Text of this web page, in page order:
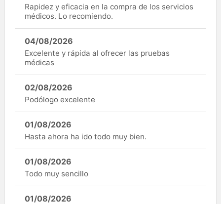
Rapidez y eficacia en la compra de los servicios
médicos. Lo recomiendo.
04/08/2026
Excelente y rápida al ofrecer las pruebas
médicas
02/08/2026
Podólogo excelente
01/08/2026
Hasta ahora ha ido todo muy bien.
01/08/2026
Todo muy sencillo
01/08/2026